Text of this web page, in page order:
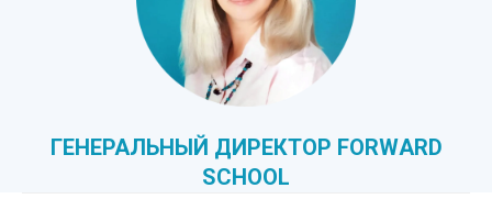
ГЕНЕРАЛЬНЫЙ ДИРЕКТОР FORWARD
SCHOOL